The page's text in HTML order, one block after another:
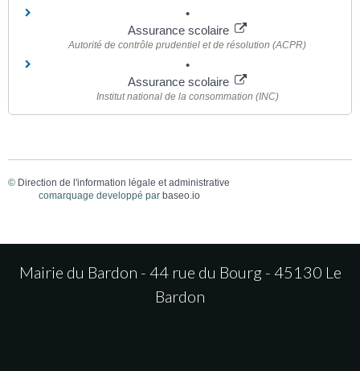
Assurance scolaire
Autorité de contrôle prudentiel et de résolution (ACPR)
Assurance scolaire
Institut national de la consommation (INC)
© Direction de l'information légale et administrative
comarquage developpé par baseo.io
Mairie du Bardon - 44 rue du Bourg - 45130 Le
Bardon